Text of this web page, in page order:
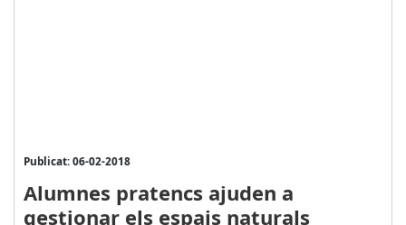
Publicat: 06-02-2018
Alumnes pratencs ajuden a
gestionar els espais naturals